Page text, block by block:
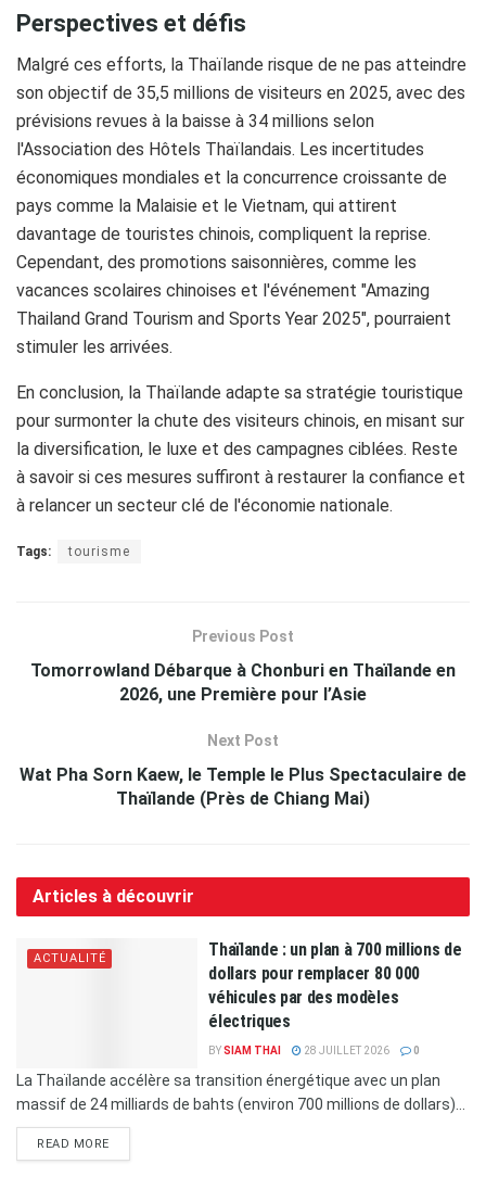
Perspectives et défis
Malgré ces efforts, la Thaïlande risque de ne pas atteindre
son objectif de 35,5 millions de visiteurs en 2025, avec des
prévisions revues à la baisse à 34 millions selon
l'Association des Hôtels Thaïlandais. Les incertitudes
économiques mondiales et la concurrence croissante de
pays comme la Malaisie et le Vietnam, qui attirent
davantage de touristes chinois, compliquent la reprise.
Cependant, des promotions saisonnières, comme les
vacances scolaires chinoises et l'événement "Amazing
Thailand Grand Tourism and Sports Year 2025", pourraient
stimuler les arrivées.
En conclusion, la Thaïlande adapte sa stratégie touristique
pour surmonter la chute des visiteurs chinois, en misant sur
la diversification, le luxe et des campagnes ciblées. Reste
à savoir si ces mesures suffiront à restaurer la confiance et
à relancer un secteur clé de l'économie nationale.
Tags: tourisme
Previous Post
Tomorrowland Débarque à Chonburi en Thaïlande en
2026, une Première pour l’Asie
Next Post
Wat Pha Sorn Kaew, le Temple le Plus Spectaculaire de
Thaïlande (Près de Chiang Mai)
Articles à découvrir
ACTUALITÉ
Thaïlande : un plan à 700 millions de
dollars pour remplacer 80 000
véhicules par des modèles
électriques
BYSIAM THAI 28 JUILLET 2026 0
La Thaïlande accélère sa transition énergétique avec un plan
massif de 24 milliards de bahts (environ 700 millions de dollars)...
READ MORE